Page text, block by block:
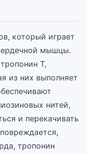
который играет
мышцы.
T,
из них выполняет
нитей,
и перекачивать
тропонин